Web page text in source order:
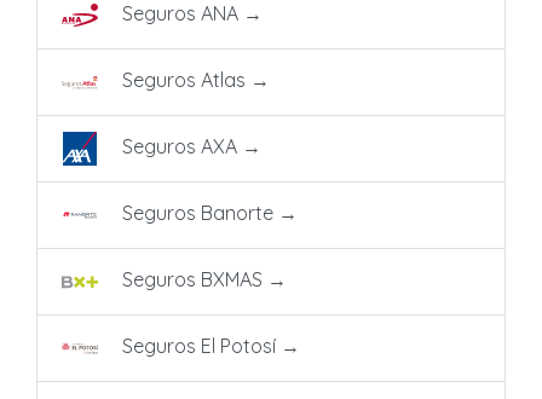
Seguros ANA →
Seguros Atlas →
Seguros AXA →
Seguros Banorte →
Seguros BXMAS →
Seguros El Potosí →